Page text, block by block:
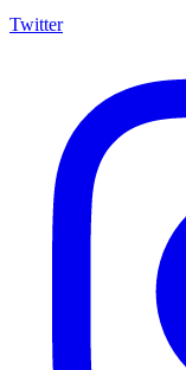
Twitter